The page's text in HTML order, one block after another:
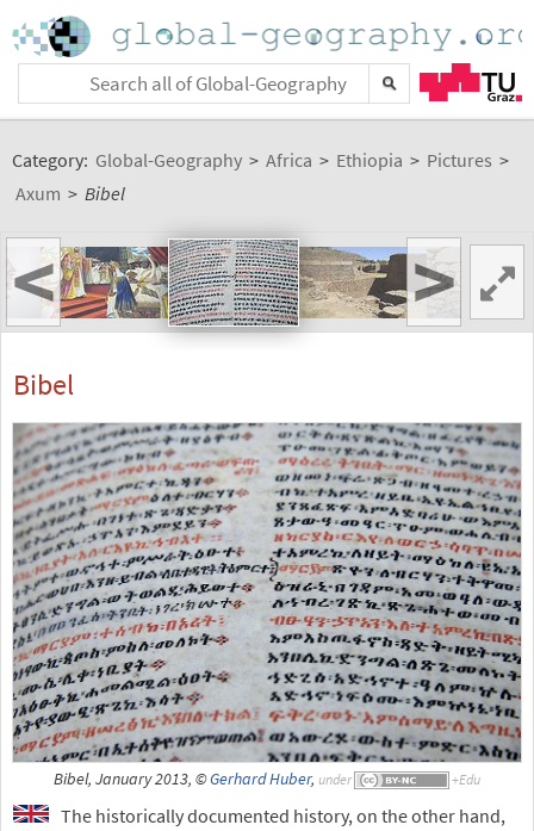
Category: Global-Geography > Africa > Ethiopia > Pictures >
Axum > Bibel
< >
Bibel
Bibel, January 2013, ©Gerhard Huber, under
The historically documented history, on the other hand,